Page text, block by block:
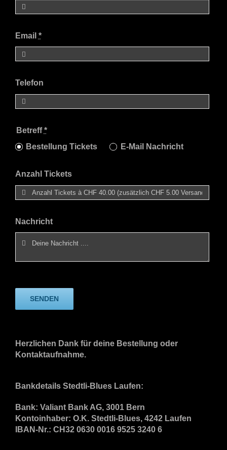
Email *
Telefon
Betreff*
Bestellung Tickets
E-Mail Nachricht
Anzahl Tickets
Nachricht
SENDEN
Herzlichen Dank für deine Bestellung oder
Kontaktaufnahme.
Bankdetails Stedtli-Blues Laufen:
Bank: Valiant Bank AG, 3001 Bern
Kontoinhaber: O.K. Stedtli-Blues, 4242 Laufen
IBAN-Nr.: CH32 0630 0016 9525 3240 6